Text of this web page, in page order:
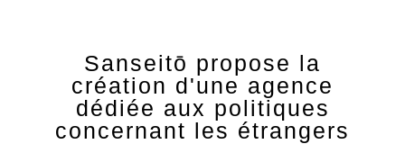
Sanseitō propose la
création d'une agence
dédiée aux politiques
concernant les étrangers